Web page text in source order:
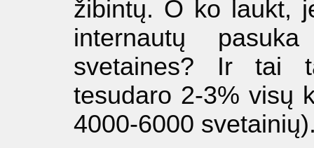
žibintų. O ko laukt,
internautų
svetaines? Ir tai
tesudaro 2-3% visų
4000-6000